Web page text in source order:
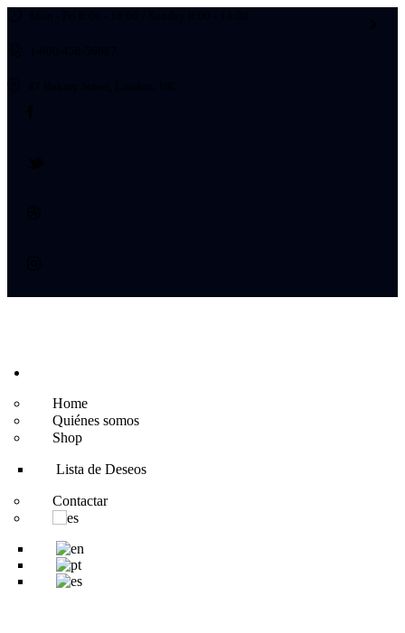
Home
Quiénes somos
Shop
Lista de Deseos
Contactar